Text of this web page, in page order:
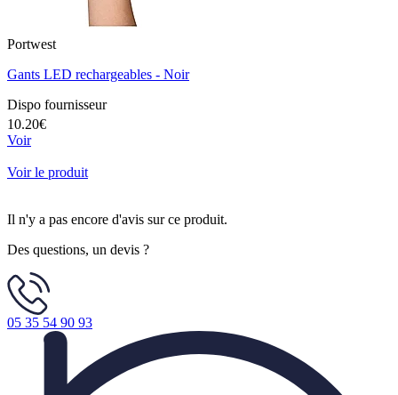
Portwest
Gants LED rechargeables - Noir
Dispo fournisseur
10.20€
Voir
Voir le produit
Il n'y a pas encore d'avis sur ce produit.
Des questions, un devis ?
05 35 54 90 93